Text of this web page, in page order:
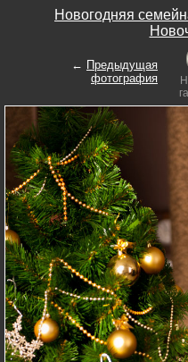
Новогодняя
← Предыдущая
фотография